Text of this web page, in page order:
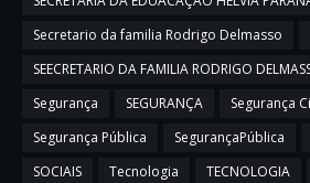
Secretario da familia Rodrigo Delmasso
SEECRETARIO DA FAMILIA RODRIGO
Segurança
SEGURANÇA
Segurança
Segurança Pública
SegurançaPública
SOCIAIS
Tecnologia TECNOLOGIA